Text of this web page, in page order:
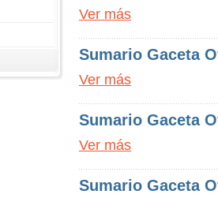
Ver más
Sumario Gaceta
Ver más
Sumario Gaceta
Ver más
Sumario Gaceta